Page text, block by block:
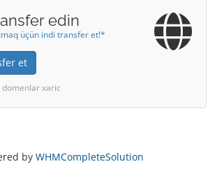
edin
üçün indi transfer et!*
et
domenlər xaric
by WHMCompleteSolution